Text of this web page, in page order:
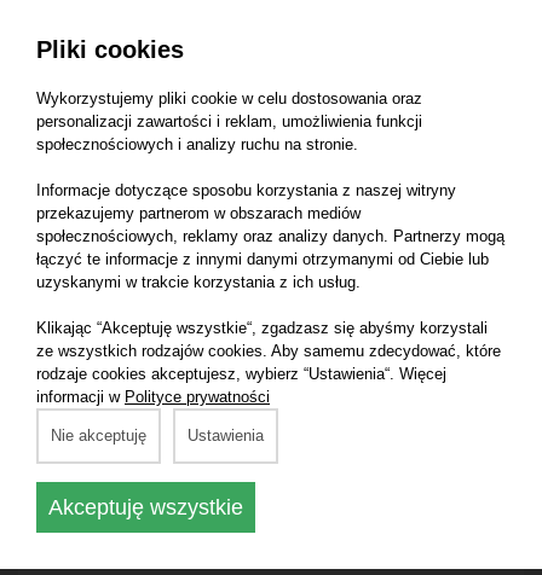
Massey Ferguson 7265 (2009-2011)
Massey Ferguson 7347 S MCS (2012-2014)
Massey Ferguson 7370 PLI (2017)
Massey Ferguson 7345 S T4F (2018-2021)
Massey Ferguson 7345 S MCS (2011-2014)
Massey Ferguson Beta 7370 PLI
Massey Ferguson 7360 T4F (2018-2021)
Massey Ferguson 7347 S T4F (2018-2021)
Massey Ferguson 7370 T4I (2012)
Massey Ferguson 7360 PL/PLI T4F (2018-2021)
Massey Ferguson 7345 S (2011-2014)
Massey Ferguson Activa S 7345 MCS
Pliki cookies
Wykorzystujemy pliki cookie w celu dostosowania oraz
personalizacji zawartości i reklam, umożliwienia funkcji
społecznościowych i analizy ruchu na stronie.
Informacje dotyczące sposobu korzystania z naszej witryny
przekazujemy partnerom w obszarach mediów
społecznościowych, reklamy oraz analizy danych. Partnerzy mogą
łączyć te informacje z innymi danymi otrzymanymi od Ciebie lub
uzyskanymi w trakcie korzystania z ich usług.
Klikając “Akceptuję wszystkie“, zgadzasz się abyśmy korzystali
ze wszystkich rodzajów cookies. Aby samemu zdecydować, które
rodzaje cookies akceptujesz, wybierz “Ustawienia“. Więcej
informacji w Polityce prywatności
Nie akceptuję Ustawienia
Akceptuję wszystkie